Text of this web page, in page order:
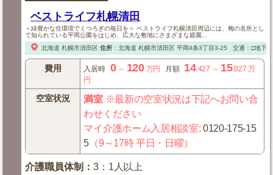
ベストライフ札幌清田
＜緑豊かな住環境でくつろぎの毎日を＞ ベストライフ札幌清田周辺には、梅の名所とし
て知られている平岡公園をはじめ、広大な敷地にさまざまな庭園...
北海道 札幌市清田区 住所： 北海道 札幌市清田区平岡4条3丁目3-25 交通：□地下
費用 入居時 0～ 120 万円 月額 14.427 ～ 15.827 万
円
空室状況 満室※最新の空室状況は下記へお問い合
わせください
マイ介護ホーム入居相談室:0120-175-15
5 （9～17時 平日・日曜）
介護職員体制 ：3：1人以上